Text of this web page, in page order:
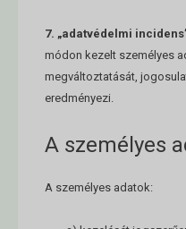
7. „adatvédelmi
módon kezelt személyes
megváltoztatását,
eredményezi.
A személyes
A személyes adatok: